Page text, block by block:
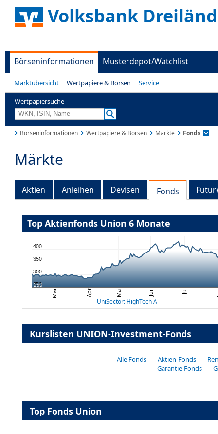
Volksbank
Börseninformationen Musterdepot/Watchlist
Marktübersicht Wertpapiere & Börsen Service
Wertpapiersuche
Börseninformationen Wertpapiere & Börsen Märkte Fonds
Märkte
Aktien Anleihen Devisen Fonds
Top Aktienfonds Union 6 Monate
Mär Apr Mai Jun Jul
250
300
350
400
UniSector: HighTech A
Kurslisten UNION-Investment-Fonds
Alle Fonds Aktien-Fonds
Garantie-Fonds
Top Fonds Union